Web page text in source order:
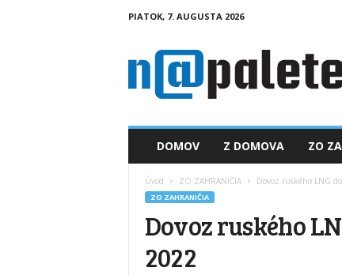
PIATOK, 7. AUGUSTA 2026
a
DOMOV Z DOMOVA ZO
Úvod ZO ZAHRANIČIA Dovoz ruského LNG
ZO ZAHRANIČIA
Dovoz ruského
2022